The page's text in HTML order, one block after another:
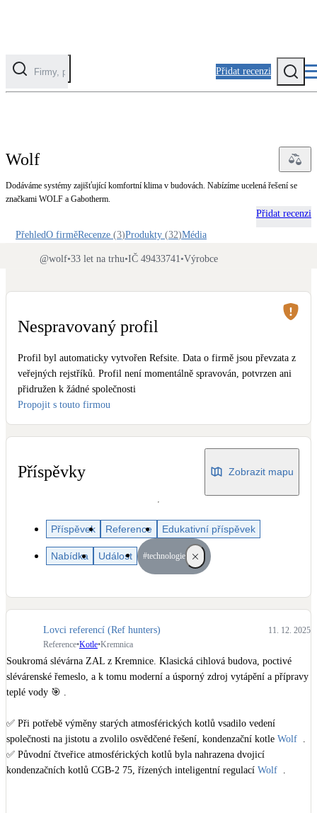
Přidat recenzi
Tepelná čerpadla
Zateplení
Dotační, energetické služby
Solární termický systém
Na přípravu teplé vody i přitápění
Klimatizace
Tepelná čerpadla na chlazení
Okna / dveře
Balkonové sestavy
Rekonstrukce
Kotle
Hlavní zdroje vytápění
Novostavby
Wolf
Dodáváme systémy zajišťující komfortní klima v budovách. Nabízíme ucelená řešení se
značkami WOLF a Gabotherm.
Přidat recenzi
PřehledO firměRecenze (3)Produkty (32)Média
@wolf•33 let na trhu•IČ 49433741•Výrobce
Nespravovaný profil
Profil byl automaticky vytvořen Refsite. Data o firmě jsou převzata z
veřejných rejstříků. Profil není momentálně spravován, potvrzen ani
přidružen k žádné společnosti
Propojit s touto firmou
Příspěvky Zobrazit mapu
Příspěvek Reference Edukativní příspěvek
Nabídka Událost #technologie
Lovci referencí (Ref hunters)
11. 12. 2025
Reference•Kotle•Kremnica
Soukromá slévárna ZAL z Kremnice. Klasická cihlová budova, poctivé
slévárenské řemeslo, a k tomu moderní a úsporný zdroj vytápění a přípravy
teplé vody 🎯 .
✅ Při potřebě výměny starých atmosférických kotlů vsadilo vedení
společnosti na jistotu a zvolilo osvědčené řešení, kondenzační kotle Wolf
✅ Původní čtveřice atmosférických kotlů byla nahrazena dvojicí
kondenzačních kotlů CGB-2 75, řízených inteligentní regulací Wolf